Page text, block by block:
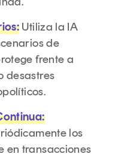
Utiliza la IA
de
frente a
desastres
los
en transacciones